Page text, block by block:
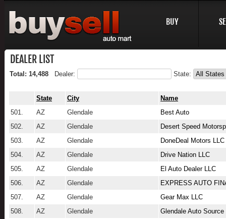
BUY
DEALER LIST
Total: 14,488 Dealer: State:
State City
Name
501.
AZ Glendale
Best Auto
502.
AZ Glendale
Desert Speed
503.
AZ Glendale
DoneDeal Motors LLC
504.
AZ Glendale
Drive Nation LLC
505.
AZ Glendale
El Auto Dealer LLC
506.
AZ Glendale
EXPRESS AUTO
507.
AZ Glendale
Gear Max LLC
508.
AZ Glendale
Glendale Auto Source